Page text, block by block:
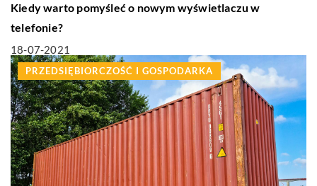
Kiedy warto pomyśleć o nowym wyświetlaczu w
telefonie?
18-07-2021
PRZEDSIĘBIORCZOŚĆ I GOSPODARKA